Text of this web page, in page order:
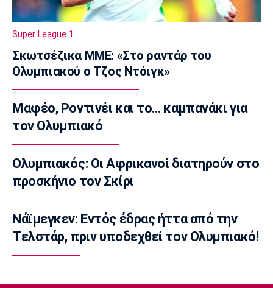
Oλυμπιακός: Οι ευχές στον Ρέτσο
11:05
Liga Portugal: «Γκέλα» για τη Σπόρτινγκ
παρά το γκολ του Ιωαννίδη
10:50
Εθνικές Μπάσκετ
Ευρωμπάσκετ Κ16: Αυλαία στον όμιλο της
Εθνικής με αντίπαλο την Γεωργία
EuroLeague
Αλλαγή σελίδας στη Βιλερμπάν
10:20
Στοίχημα
ΦΩΣ στο Στοίχημα: Άσος και γκολ στο
Super League 1
Σκωτσέζικα ΜΜΕ: «Στο ραντάρ του
Ολυμπιακού ο Τζος Ντόιγκ»
Μαφέο, Ροντινέι και το… καμπανάκι για
τον Ολυμπιακό
Ολυμπιακός: Οι Αφρικανοί διατηρούν στο
προσκήνιο τον Σκίρι
Νάϊμεγκεν: Εντός έδρας ήττα από την
Tελστάρ, πριν υποδεχθεί τον Ολυμπιακό!